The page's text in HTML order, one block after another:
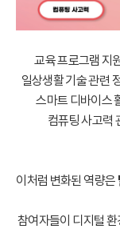
교육 프로그램 지
일상생활 기술 관련
스마트 디바이스
컴퓨팅 사고력
이처럼 변화된 역량은
참여자들이 디지털